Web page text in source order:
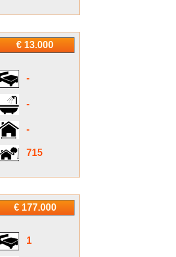
€ 13.000
-
-
-
715
€ 177.000
1